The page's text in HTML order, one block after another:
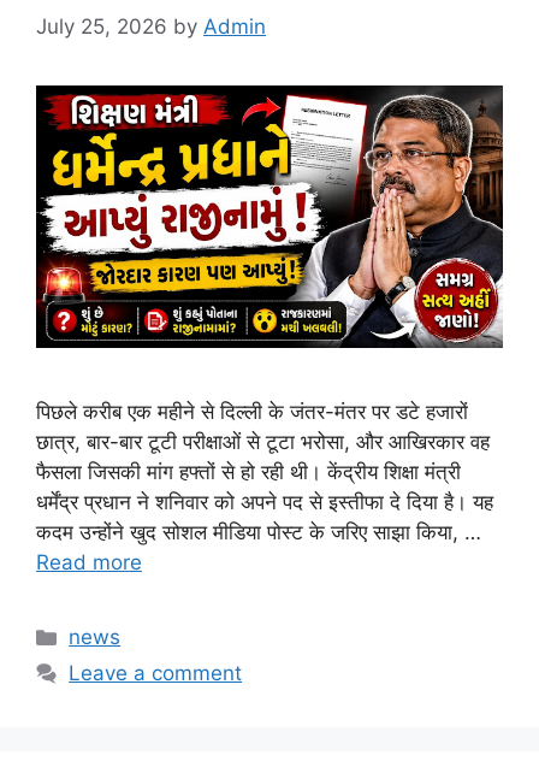
July 25, 2026 by Admin
पिछले करीब एक महीने से दिल्ली के जंतर-मंतर पर डटे हजारों
छात्र, बार-बार टूटी परीक्षाओं से टूटा भरोसा, और आखिरकार वह
फैसला जिसकी मांग हफ्तों से हो रही थी। केंद्रीय शिक्षा मंत्री
धर्मेंद्र प्रधान ने शनिवार को अपने पद से इस्तीफा दे दिया है। यह
कदम उन्होंने खुद सोशल मीडिया पोस्ट के जरिए साझा किया, …
Read more
Categories
news
Leave a comment